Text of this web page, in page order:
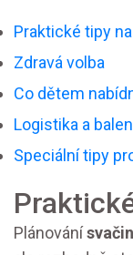
Praktické tipy
Zdravá volba
Co dětem
Logistika a
Speciální tipy
Plánování